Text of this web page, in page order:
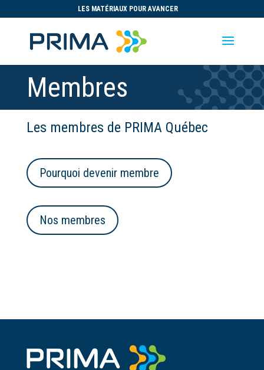
LES MATÉRIAUX POUR AVANCER
Membres
Les membres de PRIMA Québec
Pourquoi devenir membre
Nos membres